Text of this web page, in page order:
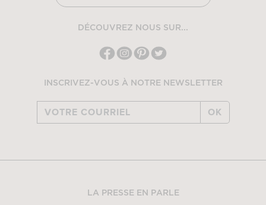
DÉCOUVREZ NOUS SUR...
INSCRIVEZ-VOUS À NOTRE NEWSLETTER
OK
LA PRESSE EN PARLE